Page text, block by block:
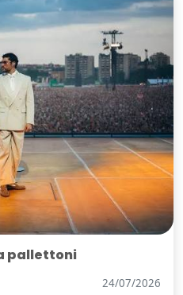
pallettoni
24/07/2026